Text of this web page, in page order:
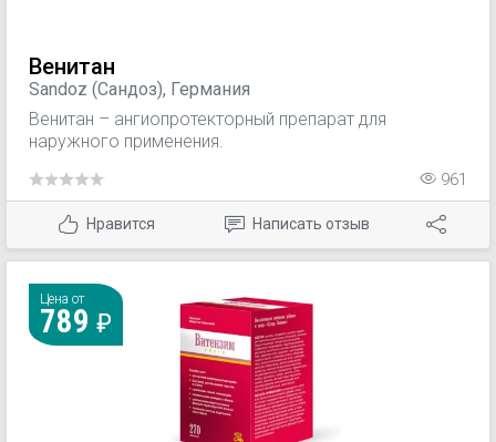
Венитан
Sandoz (Сандоз), Германия
Венитан – ангиопротекторный препарат для
наружного применения.
961
Нравится Написать отзыв
Цена от
789